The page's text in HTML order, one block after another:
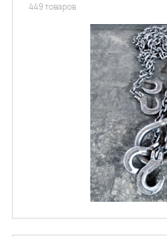
449 товаров